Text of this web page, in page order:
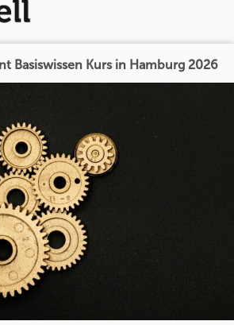
Basiswissen Kurs in Hamburg 2026